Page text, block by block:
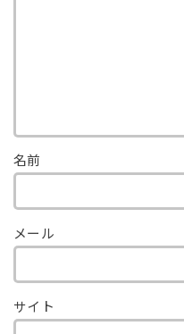
名前
メール
サイト